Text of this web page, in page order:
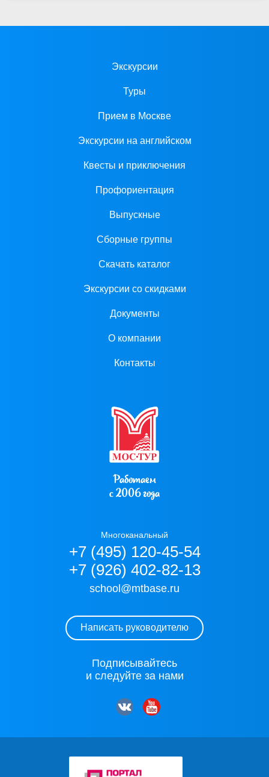
Экскурсии
Туры
Прием в Москве
Экскурсии на английском
Квесты и приключения
Профориентация
Выпускные
Сборные группы
Скачать каталог
Экскурсии со скидками
Документы
О компании
Контакты
Работаем
с 2006 года
Многоканальный
+7 (495) 120-45-54
+7 (926) 402-82-13
school@mtbase.ru
Написать руководителю
Подписывайтесь
и следуйте за нами